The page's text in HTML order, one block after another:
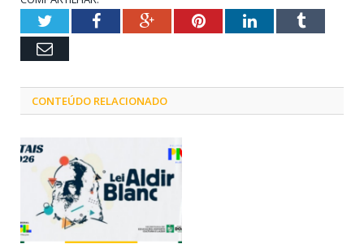
TwitterFacebookGoogle+PinterestLinkedInTumblr
Email
CONTEÚDO RELACIONADO